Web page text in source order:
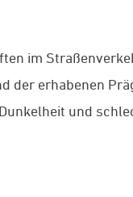
im
der erhabenen
und